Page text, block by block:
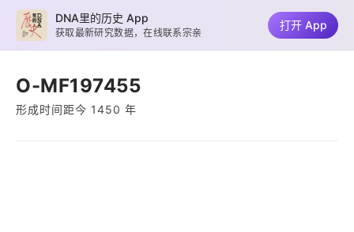
O-MF197455
形成时间距今 1450 年
DNA里的历史 App
获取最新研究数据，在线联系宗亲
打开 App